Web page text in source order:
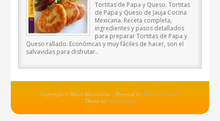
Tortitas de Papa y Queso. Tortitas
de Papa y Queso de Jauja Cocina
Mexicana. Receta completa,
ingredientes y pasos detallados
para preparar Tortitas de Papa y
Queso rallado. Económcas y muy fáciles de hacer, son el
salvavidas para disfrutar..
Copyright © Mujer Hacendosa - Powered by MejoresInventos
Theme by Infochip.net